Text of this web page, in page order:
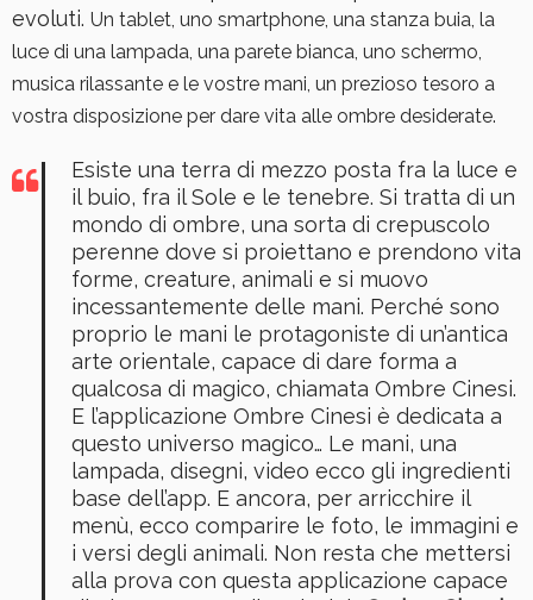
evoluti. Un tablet, uno smartphone, una stanza buia, la
luce di una lampada, una parete bianca, uno schermo,
musica rilassante e le vostre mani, un prezioso tesoro a
vostra disposizione per dare vita alle ombre desiderate.
Esiste una terra di mezzo posta fra la luce e
il buio, fra il Sole e le tenebre. Si tratta di un
mondo di ombre, una sorta di crepuscolo
perenne dove si proiettano e prendono vita
forme, creature, animali e si muovo
incessantemente delle mani. Perché sono
proprio le mani le protagoniste di un’antica
arte orientale, capace di dare forma a
qualcosa di magico, chiamata Ombre Cinesi.
E l’applicazione Ombre Cinesi è dedicata a
questo universo magico… Le mani, una
lampada, disegni, video ecco gli ingredienti
base dell’app. E ancora, per arricchire il
menù, ecco comparire le foto, le immagini e
i versi degli animali. Non resta che mettersi
alla prova con questa applicazione capace